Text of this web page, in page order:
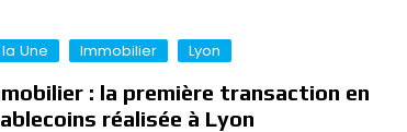
Une Immobilier Lyon
: la première transaction en
réalisée à Lyon